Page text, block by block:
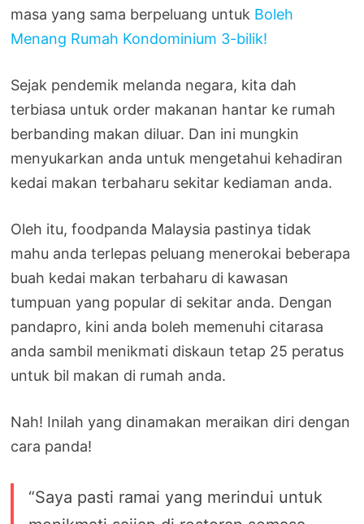
masa yang sama berpeluang untuk Boleh
Menang Rumah Kondominium 3-bilik!
Sejak pendemik melanda negara, kita dah
terbiasa untuk order makanan hantar ke rumah
berbanding makan diluar. Dan ini mungkin
menyukarkan anda untuk mengetahui kehadiran
kedai makan terbaharu sekitar kediaman anda.
Oleh itu, foodpanda Malaysia pastinya tidak
mahu anda terlepas peluang menerokai beberapa
buah kedai makan terbaharu di kawasan
tumpuan yang popular di sekitar anda. Dengan
pandapro, kini anda boleh memenuhi citarasa
anda sambil menikmati diskaun tetap 25 peratus
untuk bil makan di rumah anda.
Nah! Inilah yang dinamakan meraikan diri dengan
cara panda!
“Saya pasti ramai yang merindui untuk